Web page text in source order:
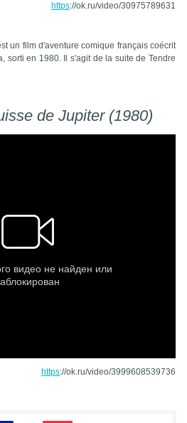
https://ok.ru/video/30975789631
un film d'aventure comique français coécrit
sorti en 1980. Il s'agit de la suite de Tendre
de Jupiter (1980)
https://ok.ru/video/3999608539736